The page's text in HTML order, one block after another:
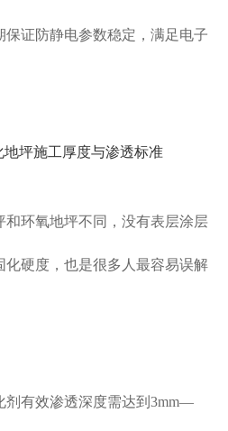
证防静电参数稳定，满足电子
地坪施工厚度与渗透标准
和环氧地坪不同，没有表层涂层
化硬度，也是很多人最容易误解
剂有效渗透深度需达到3mm—